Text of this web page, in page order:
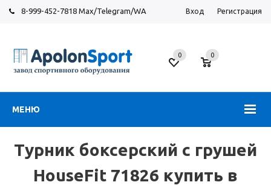
8-999-452-7818 Max/Telegram/WA Вход Регистрация
МЕНЮ
Новосибирск
ул.
0
0
Турник боксерский с грушей
HouseFit 71826 купить в